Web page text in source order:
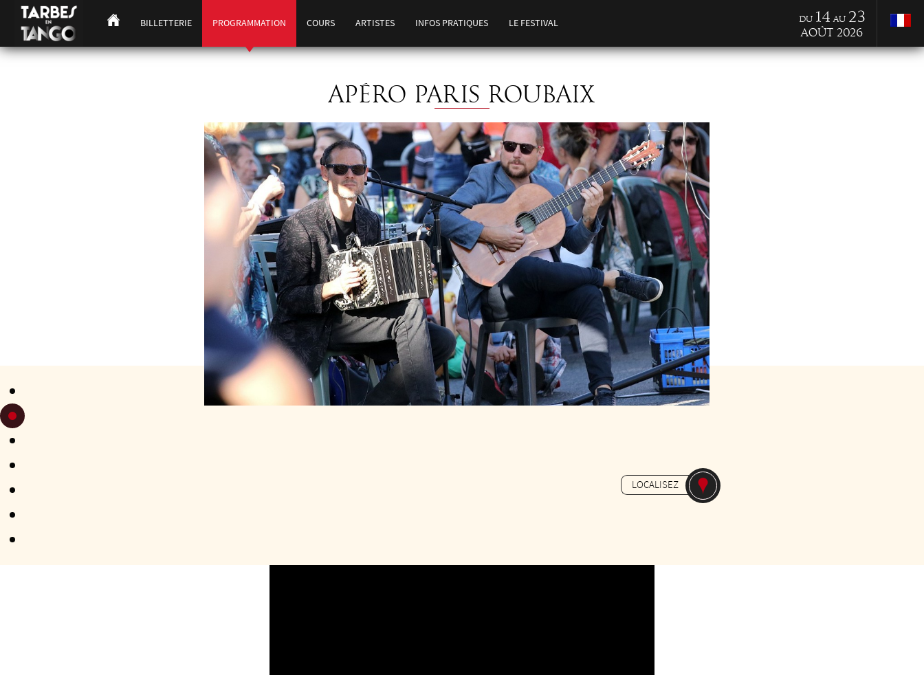
BILLETTERIE PROGRAMMATION COURS ARTISTES INFOS PRATIQUES LE FESTIVAL du 14 au 23
Août 2026
APÉRO PARIS ROUBAIX
LOCALISEZ